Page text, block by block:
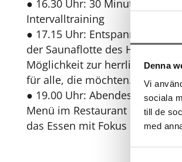
Denna
Vi
sociala
till de
med
● 16.30 Uhr: 30 Minuten HIIT-
Intervalltraining
● 17.15 Uhr: Entspannendes
der Saunaflotte des
Möglichkeit zur herrlichen
für alle, die möchten.
● 19.00 Uhr: Abendessen –
Menü im Restaurant des
das Essen mit Fokus auf